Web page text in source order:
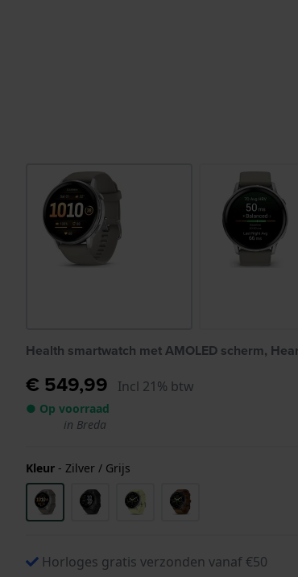
Health smartwatch met AMOLED scherm,
€ 549,99 Incl 21% btw
● Op voorraad
in Breda
Kleur - Zilver / Grijs
Horloges gratis verzonden vanaf €50